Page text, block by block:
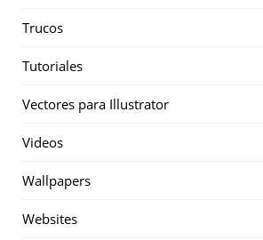
Trucos
Tutoriales
Vectores para Illustrator
Videos
Wallpapers
Websites